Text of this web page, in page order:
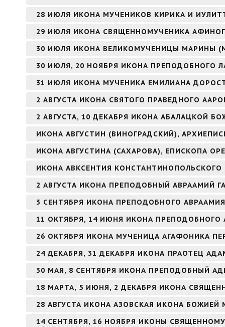
28 ИЮЛЯ ИКОНА МУЧЕНИКОВ КИРИКА И
29 ИЮЛЯ ИКОНА СВЯЩЕННОМУЧЕНИКА
30 ИЮЛЯ ИКОНА ВЕЛИКОМУЧЕНИЦЫ МАРИНЫ
30 ИЮЛЯ, 20 НОЯБРЯ ИКОНА ПРЕПОДОБНОГО
31 ИЮЛЯ ИКОНА МУЧЕНИКА ЕМИЛИАНА
2 АВГУСТА ИКОНА СВЯТОГО ПРАВЕДНОГО
2 АВГУСТА, 10 ДЕКАБРЯ ИКОНА АБАЛАЦКОЙ
ИКОНА АВГУСТИН (ВИНОГРАДСКИЙ),
ИКОНА АВГУСТИНА (САХАРОВА), ЕПИСКОПА
ИКОНА АВКСЕНТИЯ КОНСТАНТИНОПОЛЬСКОГО
2 АВГУСТА ИКОНА ПРЕПОДОБНЫЙ АВРААМИЙ
3 СЕНТЯБРЯ ИКОНА ПРЕПОДОБНОГО
11 ОКТЯБРЯ, 14 ИЮНЯ ИКОНА ПРЕПОДОБНОГО
26 ОКТЯБРЯ ИКОНА МУЧЕНИЦА АГАФОНИКА
24 ДЕКАБРЯ, 31 ДЕКАБРЯ ИКОНА ПРАОТЕЦ
30 МАЯ, 8 СЕНТЯБРЯ ИКОНА ПРЕПОДОБНЫЙ
18 МАРТА, 5 ИЮНЯ, 2 ДЕКАБРЯ ИКОНА
28 АВГУСТА ИКОНА АЗОВСКАЯ ИКОНА БОЖИЕЙ
14 СЕНТЯБРЯ, 16 НОЯБРЯ ИКОНЫ